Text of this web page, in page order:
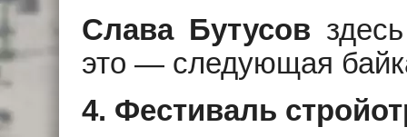
Слава Бутусов
это — следующая
4. Фестиваль